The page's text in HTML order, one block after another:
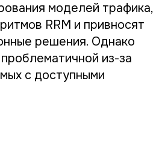
моделей трафика,
RRM и привносят
решения. Однако
из-за
с доступными